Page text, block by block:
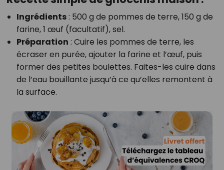
Ingrédients: 500 g de pommes de terre, 150 g de
farine, 1 œuf (facultatif), sel.
Préparation : Cuire les pommes de terre, les
écraser en purée, ajouter la farine et l’œuf, puis
former des petites boulettes. Faites-les cuire dans
de l’eau bouillante jusqu’à ce qu’elles remontent à
la surface.